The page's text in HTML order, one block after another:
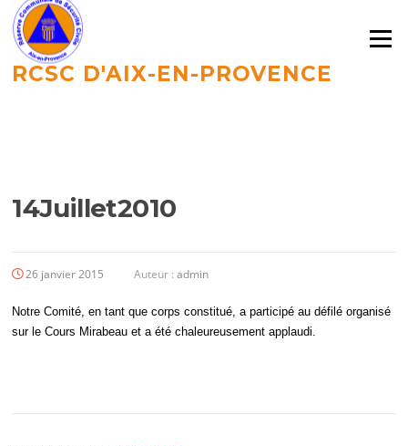
Aller
contenu
RCSC D'AIX-EN-PROVENCE
Menu
14Juillet2010
26 janvier 2015 Auteur :admin
Notre Comité, en tant que corps constitué, a participé au défilé organisé
sur le Cours Mirabeau et a été chaleureusement applaudi.